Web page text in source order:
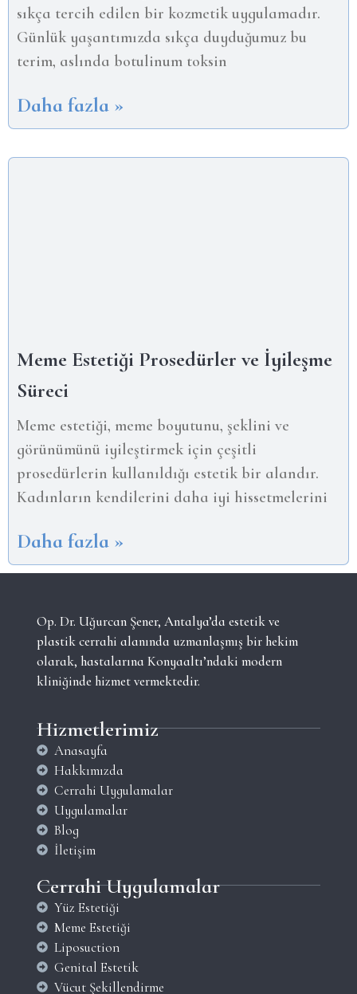
sıkça tercih edilen bir kozmetik uygulamadır.
Günlük yaşantımızda sıkça duyduğumuz bu
terim, aslında botulinum toksin
Daha fazla »
Meme Estetiği Prosedürler ve İyileşme
Süreci
Meme estetiği, meme boyutunu, şeklini ve
görünümünü iyileştirmek için çeşitli
prosedürlerin kullanıldığı estetik bir alandır.
Kadınların kendilerini daha iyi hissetmelerini
Daha fazla »
Op. Dr. Uğurcan Şener, Antalya’da estetik ve
plastik cerrahi alanında uzmanlaşmış bir hekim
olarak, hastalarına Konyaaltı’ndaki modern
kliniğinde hizmet vermektedir.
Hizmetlerimiz
Anasayfa
Hakkımızda
Cerrahi Uygulamalar
Uygulamalar
Blog
İletişim
Cerrahi Uygulamalar
Yüz Estetiği
Meme Estetiği
Liposuction
Genital Estetik
Vücut Şekillendirme